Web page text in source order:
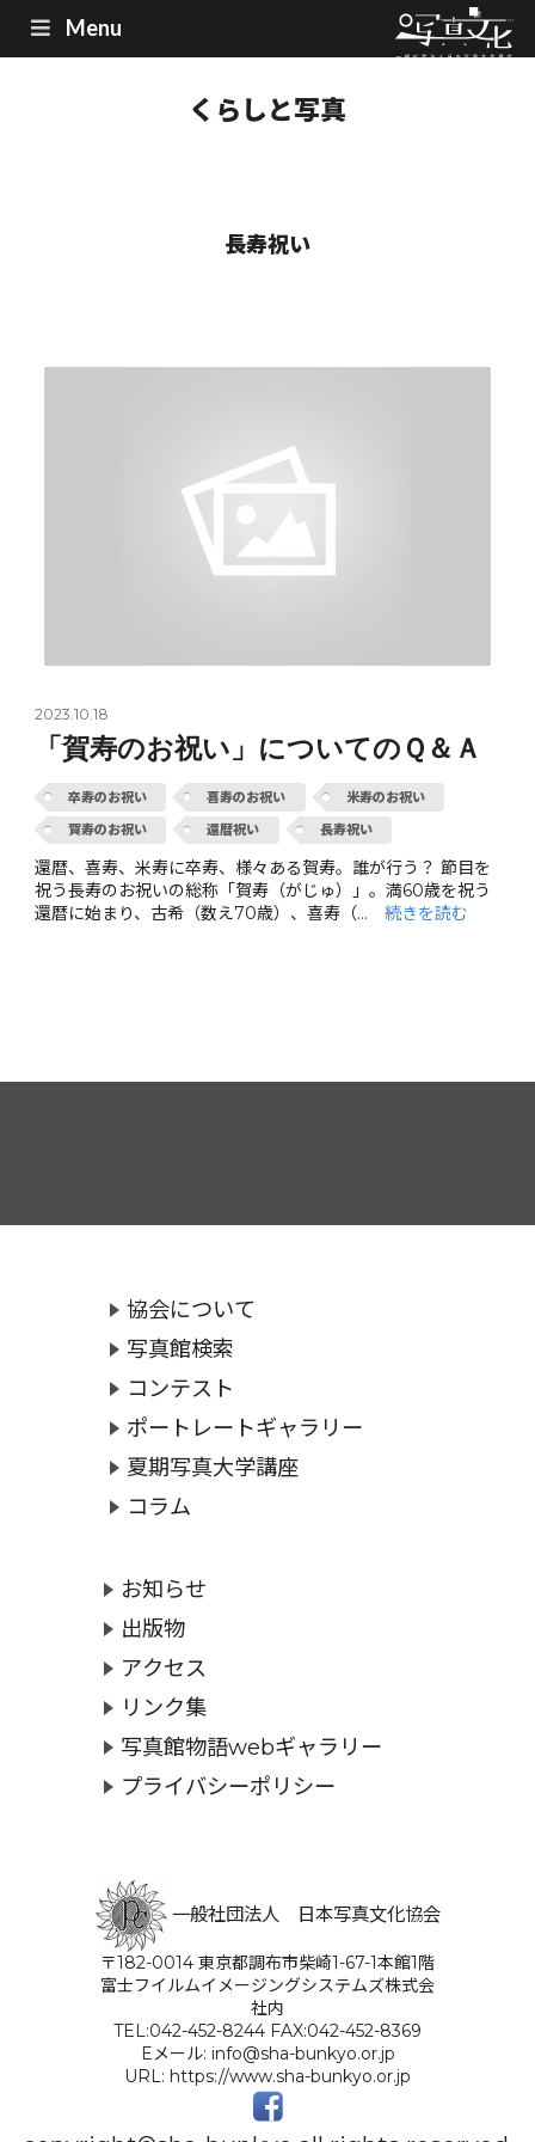
Menu
くらしと写真
長寿祝い
2023.10.18
「賀寿のお祝い」についてのＱ＆Ａ
卒寿のお祝い 喜寿のお祝い
米寿のお祝い
賀寿のお祝い
還暦祝い 長寿祝い
還暦、喜寿、米寿に卒寿、様々ある賀寿。誰が行う？ 節目を
祝う長寿のお祝いの総称「賀寿（がじゅ）」。満60歳を祝う
還暦に始まり、古希（数え70歳）、喜寿（… 続きを読む
協会について
写真館検索
コンテスト
ポートレートギャラリー
夏期写真大学講座
コラム
お知らせ
出版物
アクセス
リンク集
写真館物語webギャラリー
プライバシーポリシー
一般社団法人 日本写真文化協会
〒182-0014 東京都調布市柴崎1-67-1本館1階
富士フイルムイメージングシステムズ株式会
社内
TEL:042-452-8244 FAX:042-452-8369
Eメール: info@sha-bunkyo.or.jp
URL: https://www.sha-bunkyo.or.jp